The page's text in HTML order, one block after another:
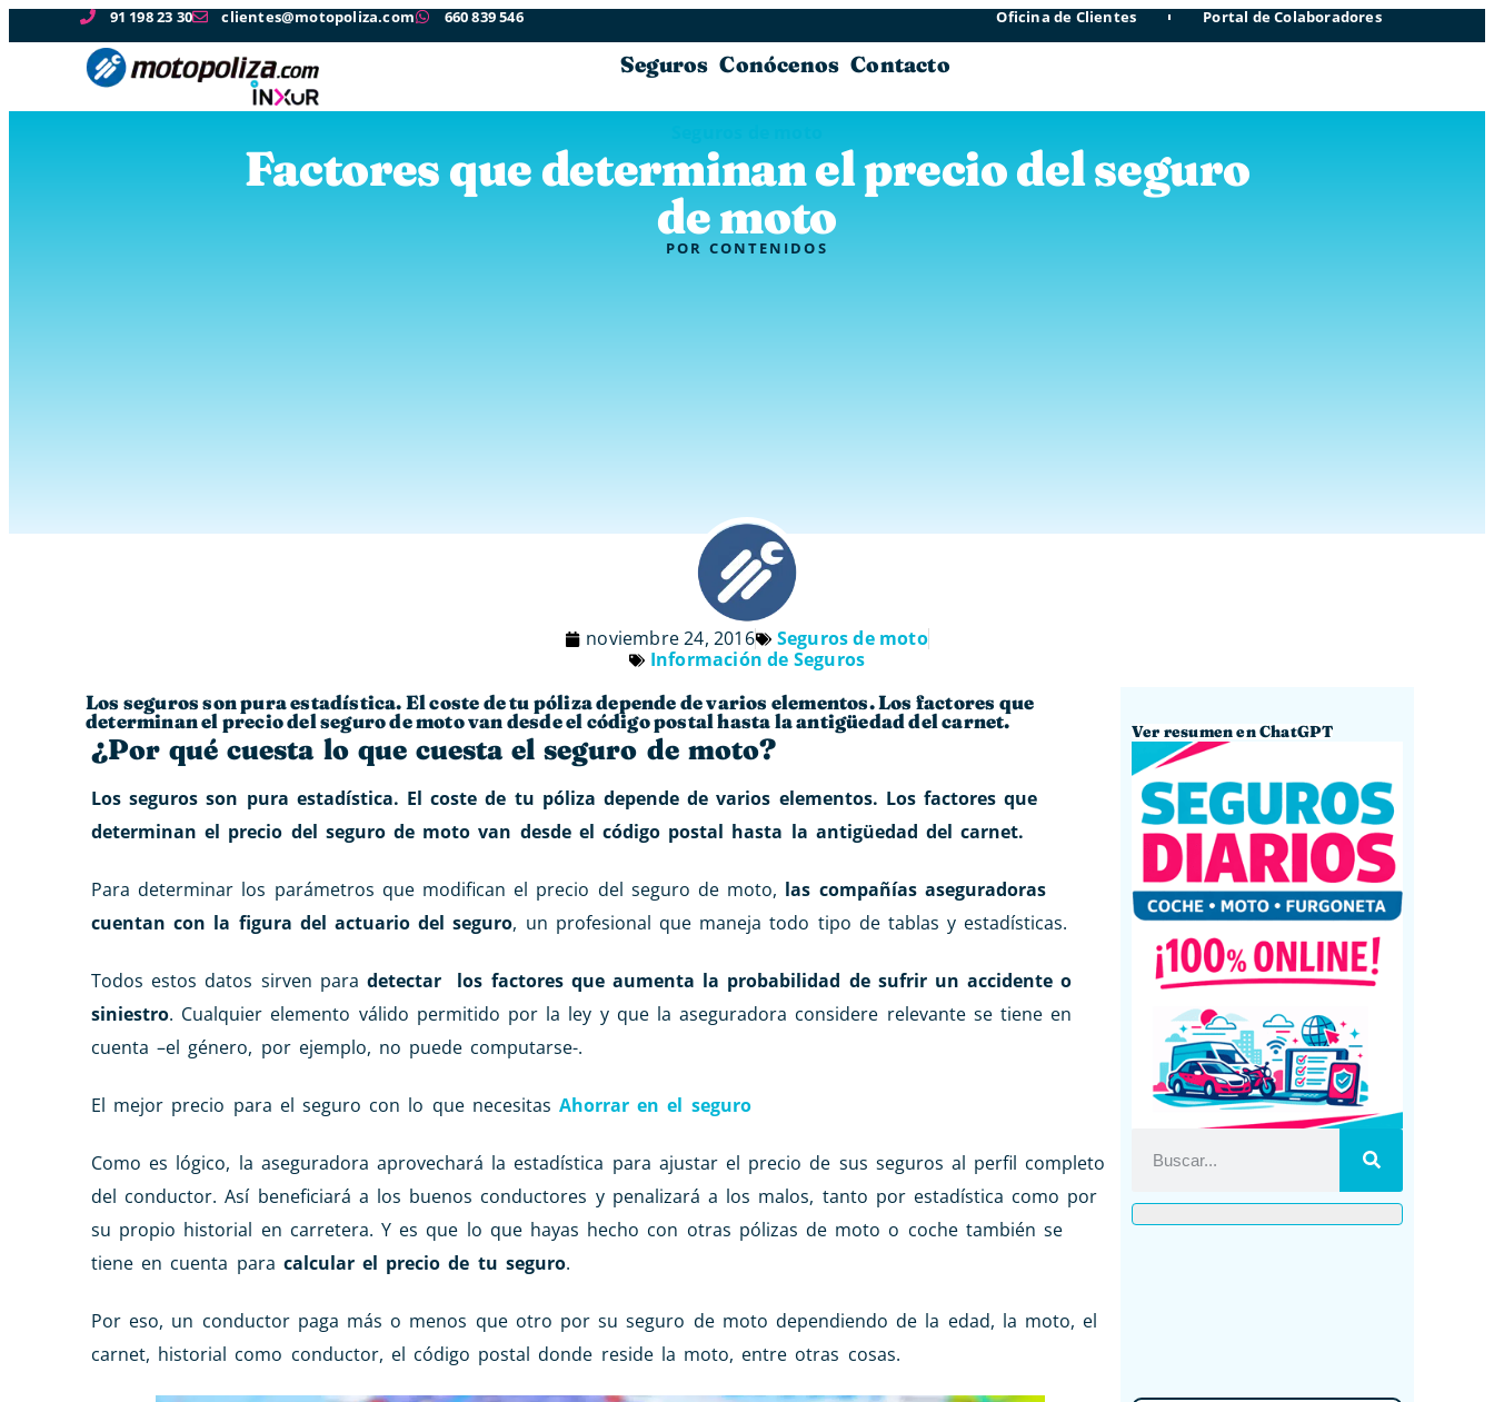
91 198 23 30 clientes@motopoliza.com 660 839 546 Oficina de Clientes Portal de Colaboradores
Seguros Conócenos Contacto
Factores que determinan el precio del seguro
de moto
POR CONTENIDOS
noviembre 24, 2016
Seguros de moto
Información de Seguros
Los seguros son pura estadística. El coste de tu póliza depende de varios elementos. Los factores que
determinan el precio del seguro de moto van desde el código postal hasta la antigüedad del carnet.
¿Por qué cuesta lo que cuesta el seguro de moto?
Los seguros son pura estadística. El coste de tu póliza depende de varios elementos. Los factores que
determinan el precio del seguro de moto van desde el código postal hasta la antigüedad del carnet.
Para determinar los parámetros que modifican el precio del seguro de moto, las compañías aseguradoras
cuentan con la figura del actuario del seguro, un profesional que maneja todo tipo de tablas y estadísticas.
Todos estos datos sirven para detectar
los factores que aumenta la probabilidad de sufrir un accidente o
siniestro. Cualquier elemento válido permitido por la ley y que la aseguradora considere relevante se tiene en
cuenta –el género, por ejemplo, no puede computarse-.
El mejor precio para el seguro con lo que necesitas Ahorrar en el seguro
Como es lógico, la aseguradora aprovechará la estadística para ajustar el precio de sus seguros al perfil completo
del conductor. Así beneficiará a los buenos conductores y penalizará a los malos, tanto por estadística como por
su propio historial en carretera. Y es que lo que hayas hecho con otras pólizas de moto o coche también se
tiene en cuenta para calcular el precio de tu seguro.
Por eso, un conductor paga más o menos que otro por su seguro de moto dependiendo de la edad, la moto, el
carnet, historial como conductor, el código postal donde reside la moto, entre otras cosas.
Ver resumen en ChatGPT